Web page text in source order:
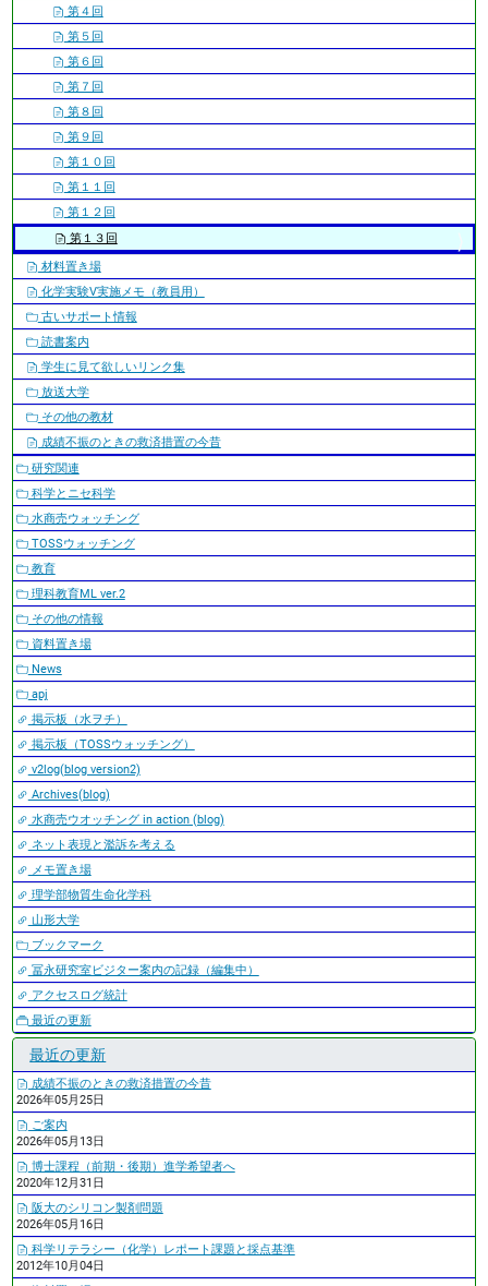
第４回
第５回
第６回
第７回
第８回
第９回
第１０回
第１１回
第１２回
第１３回
材料置き場
化学実験V実施メモ（教員用）
古いサポート情報
読書案内
学生に見て欲しいリンク集
放送大学
その他の教材
成績不振のときの救済措置の今昔
研究関連
科学とニセ科学
水商売ウォッチング
TOSSウォッチング
教育
理科教育ML ver.2
その他の情報
資料置き場
News
apj
掲示板（水ヲチ）
掲示板（TOSSウォッチング）
v2log(blog version2)
Archives(blog)
水商売ウオッチング in action (blog)
ネット表現と濫訴を考える
メモ置き場
理学部物質生命化学科
山形大学
ブックマーク
冨永研究室ビジター案内の記録（編集中）
アクセスログ統計
最近の更新
最近の更新
成績不振のときの救済措置の今昔
2026年05月25日
ご案内
2026年05月13日
博士課程（前期・後期）進学希望者へ
2020年12月31日
阪大のシリコン製剤問題
2026年05月16日
科学リテラシー（化学）レポート課題と採点基準
2012年10月04日